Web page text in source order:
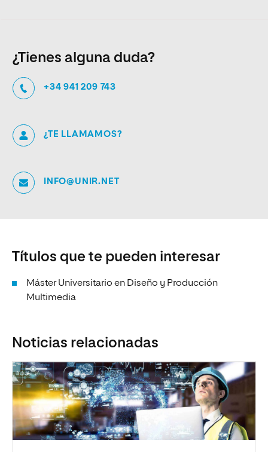
¿Tienes alguna duda?
+34 941 209 743
¿TE LLAMAMOS?
INFO@UNIR.NET
Títulos que te pueden interesar
Máster Universitario en Diseño y Producción
Multimedia
Noticias relacionadas